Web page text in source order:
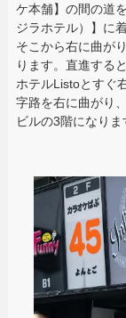
ケ本舗】の間の道
ジラホテル）】に着
そこから右に曲が
ります。直進する
ホテルListoとすぐ
字路を右に曲がり
ビルの3階になりま